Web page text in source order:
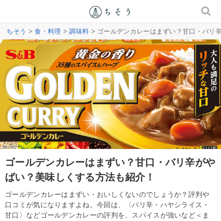
ちそう >食・料理 >調味料 > ゴールデンカレーはまずい？甘口・バリ
ゴールデンカレーはまずい？甘口・バリ辛がや
ばい？美味しくする方法も紹介！
ゴールデンカレーはまずい・おいしくないのでしょうか？評判や
口コミが気になりますよね。今回は、〈バリ辛・ハヤシライス・
甘口〉などゴールデンカレーの評判を、スパイスが強いなど＜ま